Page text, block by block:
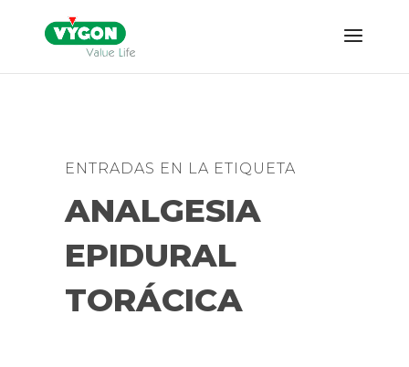
ENTRADAS EN LA ETIQUETA
ANALGESIA
EPIDURAL
TORÁCICA